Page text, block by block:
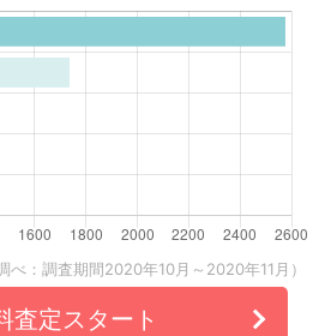
べ：調査期間2020年10月～2020年11月）
査定スタート